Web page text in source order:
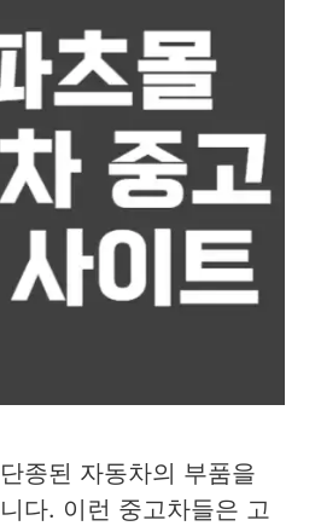
종된 자동차의 부품을
다. 이런 중고차들은 고